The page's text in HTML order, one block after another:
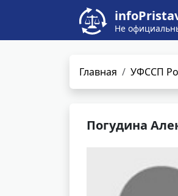
Не
Главная УФССП
Погудина